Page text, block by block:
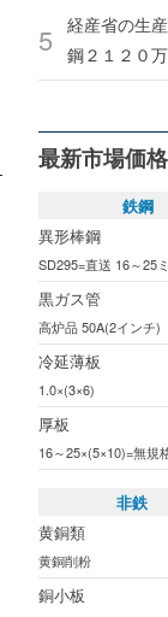
経産省の生
鋼２１２０
最新市場価
鉄鋼
異形棒鋼
SD295=直送 16～25
黒ガス管
高炉品 50A(2インチ)
冷延薄板
1.0×(3×6)
厚板
16～25×(5×10)=無規
非鉄
黄銅類
黄銅削粉
銅小板